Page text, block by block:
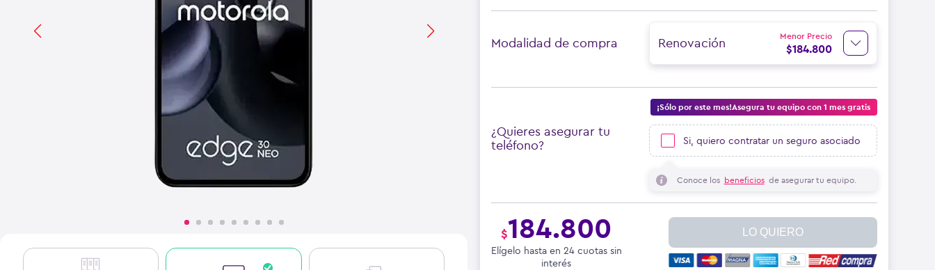
Modalidad de compra Renovación Menor Precio
$184.800
¡Sólo por este mes!Asegura tu equipo con 1 mes gratis
¿Quieres asegurar tu
teléfono?
Si, quiero contratar un seguro asociado
Conoce los beneficios de asegurar tu equipo.
$184.800
Elígelo hasta en 24 cuotas sin
interés
LO QUIERO